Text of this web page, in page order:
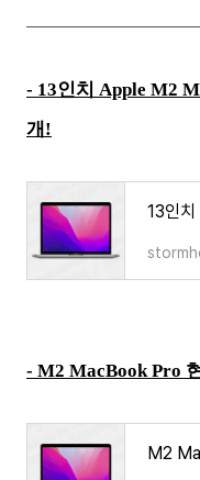
- 13인치 Apple M2
개!
- M2 MacBook Pro